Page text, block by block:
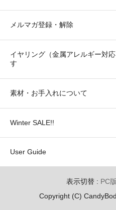
メルマガ登録・解除
イヤリング（金属アレルギー対
す
素材・お手入れについて
Winter SALE!!
User Guide
表示切替 : PC
Copyright (C)